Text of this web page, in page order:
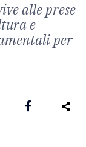
alle prese
e
per